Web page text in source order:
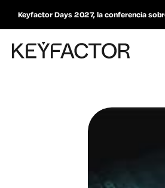
Keyfactor Days 2027, la conferencia